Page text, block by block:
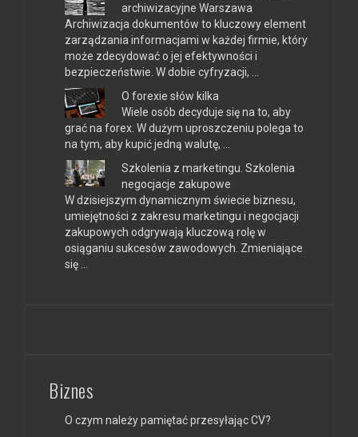
archiwizacyjne Warszawa
Archiwizacja dokumentów to kluczowy element
zarządzania informacjami w każdej firmie, który
może zdecydować o jej efektywności i
bezpieczeństwie. W dobie cyfryzacji, …
O forexie słów kilka
Wiele osób decyduje się na to, aby
grać na forex. W dużym uproszczeniu polega to
na tym, aby kupić jedną walutę, …
Szkolenia z marketingu. Szkolenia
negocjacje zakupowe
W dzisiejszym dynamicznym świecie biznesu,
umiejętności z zakresu marketingu i negocjacji
zakupowych odgrywają kluczową rolę w
osiąganiu sukcesów zawodowych. Zmieniające
się …
Biznes
O czym należy pamiętać przesyłając CV?